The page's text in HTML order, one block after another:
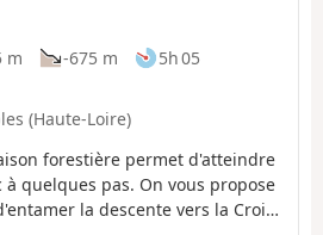
m -675 m
5h 05
(Haute-Loire)
forestière permet d'atteindre
quelques pas. On vous propose
la descente vers la Croix